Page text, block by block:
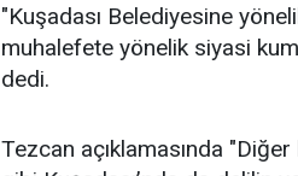
"Kuşadası Belediyesine
muhalefete yönelik siyasi
dedi.
Tezcan açıklamasında